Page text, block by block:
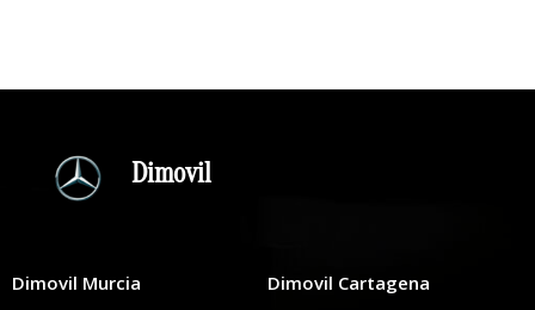
Dimovil
Dimovil Murcia
Dimovil Cartagena